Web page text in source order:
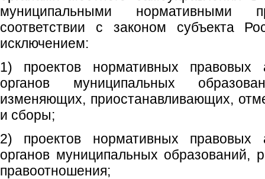
муниципальными нормативными
соответствии с законом субъекта
исключением:
1) проектов нормативных правовых
органов муниципальных
изменяющих, приостанавливающих,
и сборы;
2) проектов нормативных правовых
органов муниципальных образований,
правоотношения;